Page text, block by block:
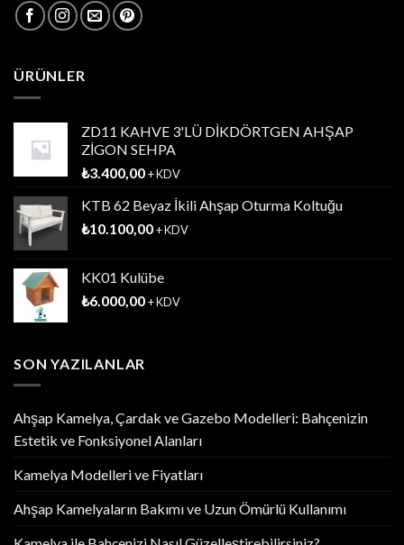
ÜRÜNLER
ZD11 KAHVE 3'LÜ DİKDÖRTGEN AHŞAP
ZİGON SEHPA
₺3.400,00+ KDV
KTB 62 Beyaz İkili Ahşap Oturma Koltuğu
₺10.100,00+ KDV
KK01 Kulübe
₺6.000,00+ KDV
SON YAZILANLAR
Ahşap Kamelya, Çardak ve Gazebo Modelleri: Bahçenizin
Estetik ve Fonksiyonel Alanları
Kamelya Modelleri ve Fiyatları
Ahşap Kamelyaların Bakımı ve Uzun Ömürlü Kullanımı